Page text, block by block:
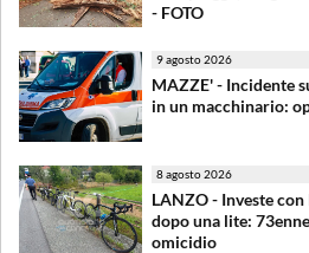
- FOTO
9 agosto 2026
MAZZE' - Incidente
in un macchinario:
8 agosto 2026
LANZO - Investe
dopo una lite:
omicidio